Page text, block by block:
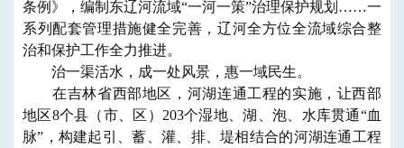
条例》，编制东辽河流域“一河一策”治理保护规划……一
系列配套管理措施健全完善，辽河全方位全流域综合整
治和保护工作全力推进。
治一渠活水，成一处风景，惠一域民生。
在吉林省西部地区，河湖连通工程的实施，让西部
地区8个县（市、区）203个湿地、湖、泡、水库贯通“血
脉”，构建起引、蓄、灌、排、堤相结合的河湖连通工程